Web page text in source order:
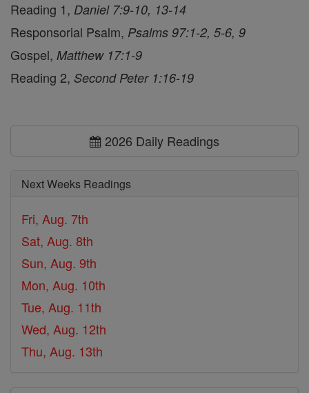
Reading 1, Daniel 7:9-10, 13-14
Responsorial Psalm, Psalms 97:1-2, 5-6, 9
Gospel, Matthew 17:1-9
Reading 2, Second Peter 1:16-19
2026 Daily Readings
Next Weeks Readings
Fri, Aug. 7th
Sat, Aug. 8th
Sun, Aug. 9th
Mon, Aug. 10th
Tue, Aug. 11th
Wed, Aug. 12th
Thu, Aug. 13th